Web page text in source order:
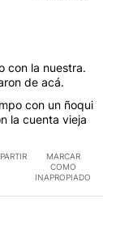
con la nuestra.
de acá.
con un ñoqui
la cuenta vieja
MARCAR
COMO
INAPROPIADO